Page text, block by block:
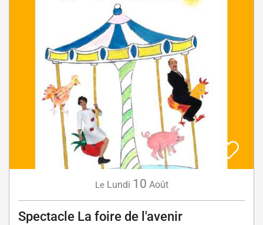
Le Lundi 10 Août
Spectacle La foire de l'avenir